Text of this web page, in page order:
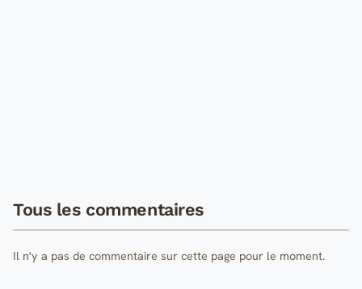
Tous les commentaires
Il n'y a pas de commentaire sur cette page pour le moment.